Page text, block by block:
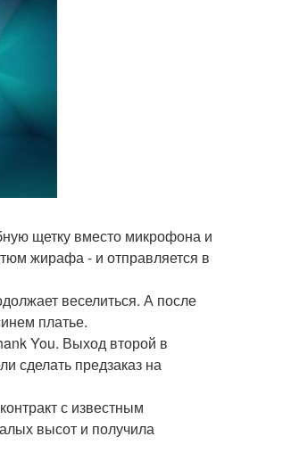
щетку вместо микрофона и
жирафа - и отправляется в
веселиться. А после
платье.
You. Выход второй в
сделать предзаказ на
с известным
высот и получила